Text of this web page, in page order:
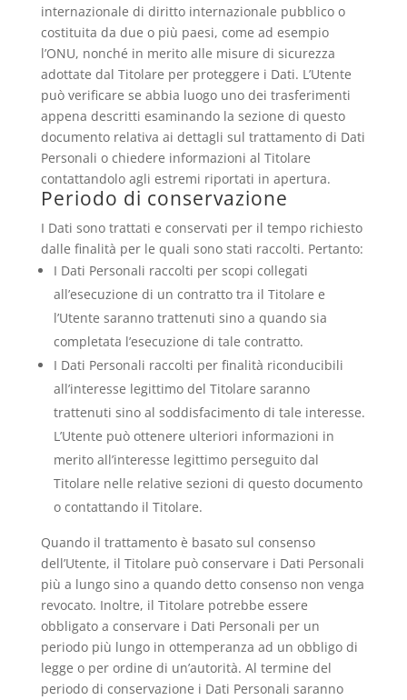
internazionale di diritto internazionale pubblico o
costituita da due o più paesi, come ad esempio
l’ONU, nonché in merito alle misure di sicurezza
adottate dal Titolare per proteggere i Dati. L’Utente
può verificare se abbia luogo uno dei trasferimenti
appena descritti esaminando la sezione di questo
documento relativa ai dettagli sul trattamento di Dati
Personali o chiedere informazioni al Titolare
contattandolo agli estremi riportati in apertura.
Periodo di conservazione
I Dati sono trattati e conservati per il tempo richiesto
dalle finalità per le quali sono stati raccolti. Pertanto:
I Dati Personali raccolti per scopi collegati
all’esecuzione di un contratto tra il Titolare e
l’Utente saranno trattenuti sino a quando sia
completata l’esecuzione di tale contratto.
I Dati Personali raccolti per finalità riconducibili
all’interesse legittimo del Titolare saranno
trattenuti sino al soddisfacimento di tale interesse.
L’Utente può ottenere ulteriori informazioni in
merito all’interesse legittimo perseguito dal
Titolare nelle relative sezioni di questo documento
o contattando il Titolare.
Quando il trattamento è basato sul consenso
dell’Utente, il Titolare può conservare i Dati Personali
più a lungo sino a quando detto consenso non venga
revocato. Inoltre, il Titolare potrebbe essere
obbligato a conservare i Dati Personali per un
periodo più lungo in ottemperanza ad un obbligo di
legge o per ordine di un’autorità. Al termine del
periodo di conservazione i Dati Personali saranno